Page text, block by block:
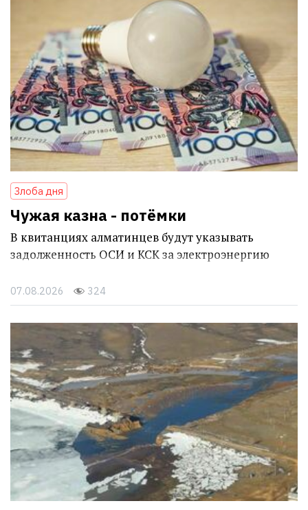
Злоба дня
Чужая казна - потёмки
В квитанциях алматинцев будут указывать
задолженность ОСИ и КСК за электроэнергию
07.08.2026 324